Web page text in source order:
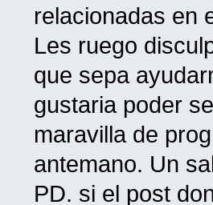
relacionadas en
Les ruego
que sepa
gustaria poder
maravilla de
antemano. Un
PD. si el post